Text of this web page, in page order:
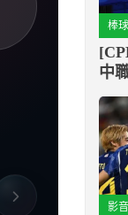
棒球
中
影